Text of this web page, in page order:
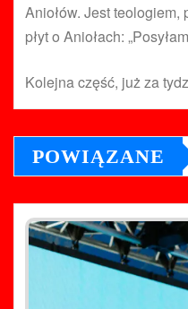
Aniołów. Jest
płyt o Aniołach:
Kolejna część, już za
POWIĄZANE